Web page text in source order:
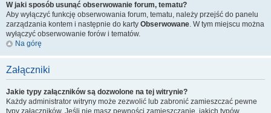
W jaki sposób usunąć obserwowanie forum, tematu?
Aby wyłączyć funkcję obserwowania forum, tematu, należy przejść do panelu
zarządzania kontem i następnie do karty Obserwowane. W tym miejscu można
wyłączyć obserwowanie forów i tematów.
Na górę
Załączniki
Jakie typy załączników są dozwolone na tej witrynie?
Każdy administrator witryny może zezwolić lub zabronić zamieszczać pewne